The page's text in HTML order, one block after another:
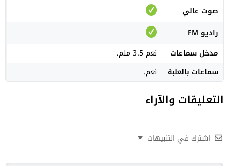
صوت عالي
راديو FM
مدخل سماعات
نعم 3.5 ملم.
سماعات بالعلبة
نعم.
التعليقات والآراء
اشترك في التنبيهات